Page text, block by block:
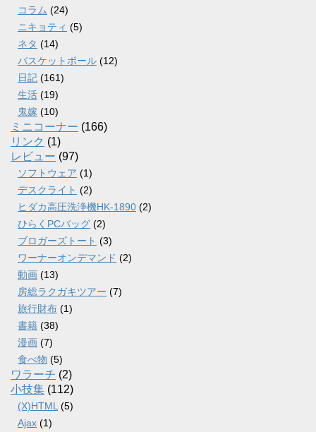
コラム (24)
ニキョティ (5)
ネタ (14)
バスケットボール (12)
日記 (161)
生活 (19)
鬼嫁 (10)
ミニコーナー (166)
リンク (1)
レビュー (97)
ソフトウェア (1)
デスクライト (2)
ヒダカ高圧洗浄機HK-1890 (2)
ひらくPCバッグ (2)
ブロガーズトート (3)
ワーナーオンデマンド (2)
動画 (13)
房総ラクガキツアー (7)
旅行財布 (1)
書籍 (38)
漫画 (7)
食べ物 (5)
ワラーチ (2)
小技集 (112)
(X)HTML (5)
Ajax (1)